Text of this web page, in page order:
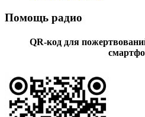
Помощь радио
QR-код для